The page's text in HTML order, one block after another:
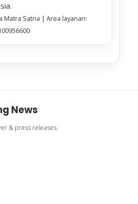
Matra Satria | Area layanan:
News
& press releases.